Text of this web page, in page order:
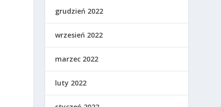
grudzień 2022
wrzesień 2022
marzec 2022
luty 2022